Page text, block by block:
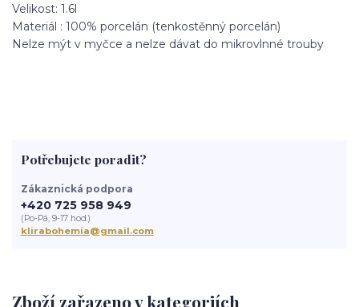
Velikost: 1.6l
Materiál : 100% porcelán (tenkostěnný porcelán)
Nelze mýt v myčce a nelze dávat do mikrovlnné trouby
Zboží zařazeno v kategoriích
Potřebujete poradit?
Zákaznická podpora
+420 725 958 949
(Po-Pá, 9-17 hod.)
klirabohemia@gmail.com